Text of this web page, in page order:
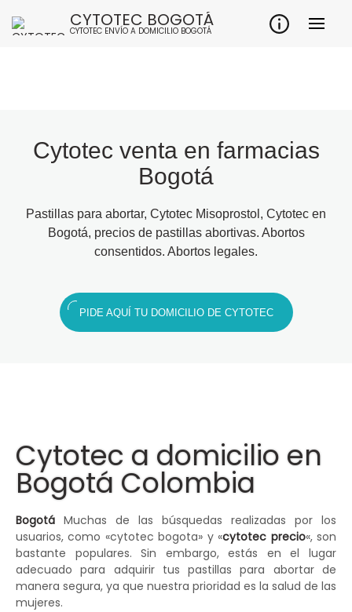
CYTOTEC BOGOTÁ
CYTOTEC ENVÍO A DOMICILIO BOGOTÁ
Cytotec venta en farmacias
Bogotá
Pastillas para abortar, Cytotec Misoprostol, Cytotec en
Bogotá, precios de pastillas abortivas. Abortos
consentidos. Abortos legales.
PIDE AQUÍ TU DOMICILIO DE CYTOTEC
Cytotec a domicilio en
Bogotá Colombia
Bogotá Muchas de las búsquedas realizadas por los
usuarios, como «cytotec bogota» y «cytotec precio«, son
bastante populares. Sin embargo, estás en el lugar
adecuado para adquirir tus pastillas para abortar de
manera segura, ya que nuestra prioridad es la salud de las
mujeres.